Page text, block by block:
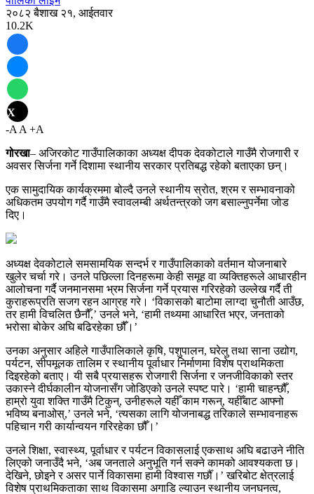
२०८२ बैशाख २१, आईतवार
10.2K
X
-A A +A
गोरखा– अजिरकोट गाउँपालिकाका अध्यक्ष दीपक देवकोटाले गाउँमै रोजगारी र
अवसर सिर्जना गर्ने दिशामा स्थानीय सरकार प्रतिबद्ध रहेको बताएका छन्।
एक सामुदायिक कार्यक्रममा बोल्दै उनले स्थानीय स्रोत, श्रम र सम्भावनाको
अधिकतम उपयोग गर्दै गाउँमै स्वावलम्बी अर्थतन्त्रको जग बसाल्नुपर्नेमा जोड
दिए।
अध्यक्ष देवकोटाले समसामयिक सन्दर्भ र गाउँपालिकाको वर्तमान योजनाबारे
खुलेर चर्चा गरे। उनले पछिल्ला दिनहरूमा केही समूह वा व्यक्तिहरूले आधारहीन
आलोचना गर्दै जनमानसमा भ्रम सिर्जना गर्ने प्रयास गरिरहेको उल्लेख गर्दै ती
कुराहरूप्रति सजग रहन आग्रह गरे। ‘विकासको बाटोमा लाग्दा चुनौती आउँछ,
तर हामी विचलित छैनौँ,’ उनले भने, ‘हामी तथ्यमा आधारित भएर, जनताको
भरोसा बोकेर अघि बढिरहेका छौँ।’
उनका अनुसार अहिले गाउँपालिकाले कृषि, पशुपालन, घरेलु तथा साना उद्योग,
पर्यटन, सीपमूलक तालिम र स्थानीय पूर्वाधार निर्माणमा विशेष प्राथमिकता
दिइरहेको बताए। यी सबै प्रयासहरू रोजगारी सिर्जना र जनजीविकाको स्तर
उकास्ने दीर्घकालीन योजनासँग जोडिएको उनले स्पष्ट पारे। ‘हामी चाहन्छौँ,
हाम्रो युवा शक्ति गाउँमै टिकुन्, उनीहरूले यहीँ काम गरून्, यहीँबाट आफ्नो
भविष्य बनाओस्,’ उनले भने, ‘त्यसका लागि योजनाबद्ध तरिकाले सम्भावनाहरू
पहिचान गरी कार्यान्वयन गरिरहेका छौँ।’
उनले शिक्षा, स्वास्थ्य, पूर्वाधार र पर्यटन विकासलाई एकसाथ अघि बढाउने नीति
लिएको जनाउँदै भने, ‘अब जनताले अनुभूति गर्न सक्ने कामको आवश्यकता छ।
देखिने, छोइने र असर पार्ने विकासमा हामी विश्वास गर्छौँ।’ खरिबोट क्षेत्रलाई
विशेष प्राथमिकताका साथ विकासमा अगाडि ल्याउन स्थानीय जनघनत्व,